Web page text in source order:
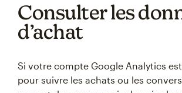
Consulter les
d’achat
Si votre compte Google Analytics
pour suivre les achats ou les